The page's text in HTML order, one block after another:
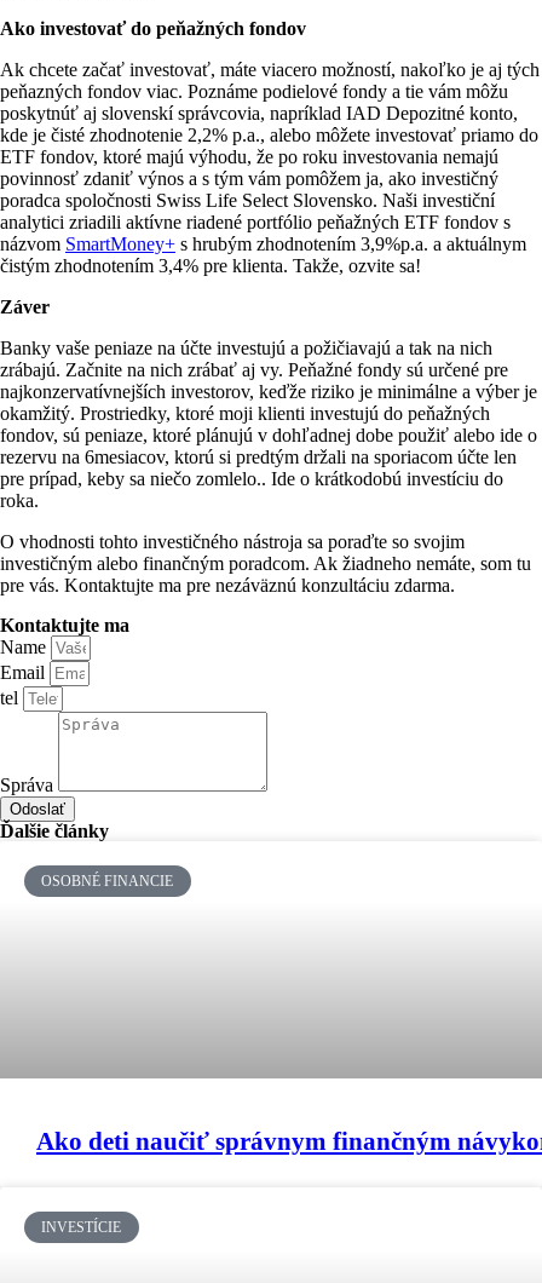
Ako investovať do peňažných fondov
Ak chcete začať investovať, máte viacero možností, nakoľko je aj tých
peňazných fondov viac. Poznáme podielové fondy a tie vám môžu
poskytnúť aj slovenskí správcovia, napríklad IAD Depozitné konto,
kde je čisté zhodnotenie 2,2% p.a., alebo môžete investovať priamo do
ETF fondov, ktoré majú výhodu, že po roku investovania nemajú
povinnosť zdaniť výnos a s tým vám pomôžem ja, ako investičný
poradca spoločnosti Swiss Life Select Slovensko. Naši investiční
analytici zriadili aktívne riadené portfólio peňažných ETF fondov s
názvom SmartMoney+ s hrubým zhodnotením 3,9%p.a. a aktuálnym
čistým zhodnotením 3,4% pre klienta. Takže, ozvite sa!
Záver
Banky vaše peniaze na účte investujú a požičiavajú a tak na nich
zrábajú. Začnite na nich zrábať aj vy. Peňažné fondy sú určené pre
najkonzervatívnejších investorov, keďže riziko je minimálne a výber je
okamžitý. Prostriedky, ktoré moji klienti investujú do peňažných
fondov, sú peniaze, ktoré plánujú v dohľadnej dobe použiť alebo ide o
rezervu na 6mesiacov, ktorú si predtým držali na sporiacom účte len
pre prípad, keby sa niečo zomlelo.. Ide o krátkodobú investíciu do
roka.
O vhodnosti tohto investičného nástroja sa poraďte so svojim
investičným alebo finančným poradcom. Ak žiadneho nemáte, som tu
pre vás. Kontaktujte ma pre nezáväznú konzultáciu zdarma.
Kontaktujte ma
Name
Email
tel
Správa
Odoslať
Ďalšie články
OSOBNÉ FINANCIE
Ako deti naučiť správnym finančným
INVESTÍCIE